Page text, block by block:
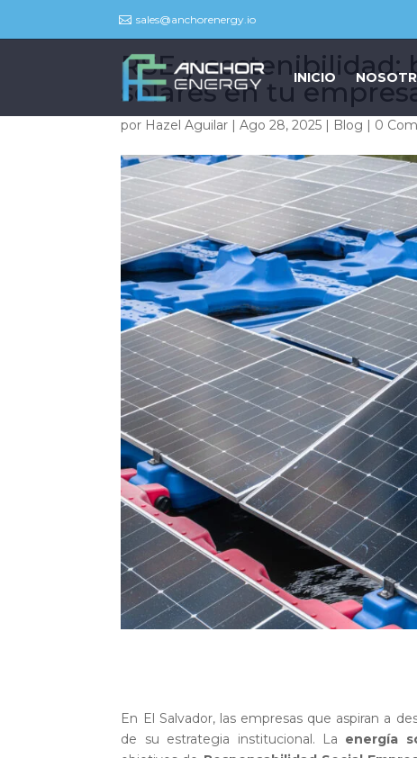
 sales@anchorenergy.io
INICIO
RSE y
solares en tu
por Hazel Aguilar |Ago 28, 2025 | Blog | 0
En El Salvador, las empresas que aspiran a
de su estrategia institucional. La energía